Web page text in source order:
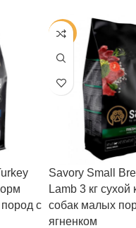
с
-32%
Savory Small
Lamb 3 кг сухой
собак малых
ягненком